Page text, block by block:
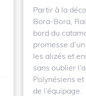
Partir à la
Bora-Bora,
bord du
promesse
les alizés et
sans oublier
Polynésiens
de l’équipage.